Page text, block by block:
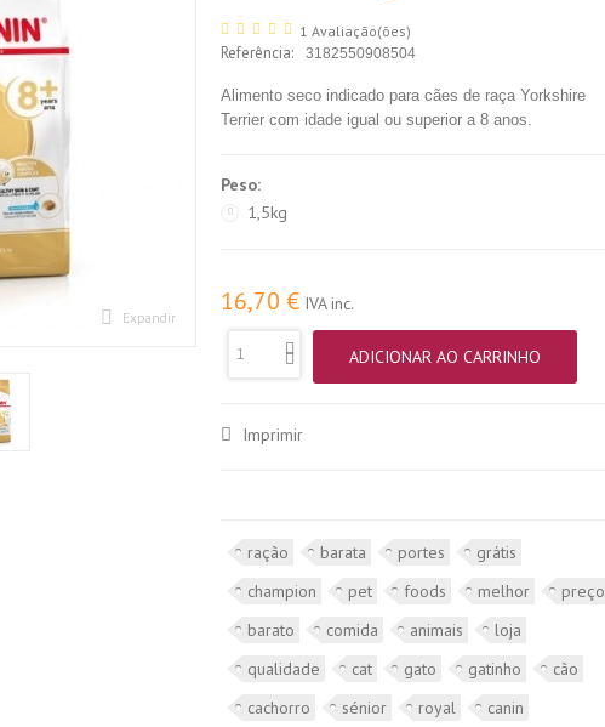
Expandir
1 Avaliação(ões)
Referência: 3182550908504
Alimento seco indicado para cães de raça Yorkshire
Terrier com idade igual ou superior a 8 anos.
Peso:
1,5kg
16,70 € IVA inc.
ADICIONAR AO CARRINHO
Imprimir
ração barata portes
grátis
champion
pet foods melhor
preço
barato
comida animais
loja
qualidade
cat gato gatinho
cão
cachorro
sénior royal canin